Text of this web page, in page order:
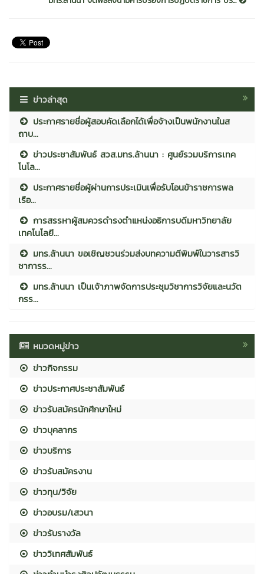
ข่าวล่าสุด
ประกาศรายชื่อผู้สอบคัดเลือกได้เพื่อจ้างเป็นพนักงานในส
ถาบ...
ข่าวประชาสัมพันธ์ สวส.มทร.ล้านนา : ศูนย์รวมบริการเทค
โนโล...
ประกาศรายชื่อผู้ผ่านการประเมินเพื่อรับโอนข้าราชการพล
เรือ...
การสรรหาผู้สมควรดำรงตำแหน่งอธิการบดีมหาวิทยาลัย
เทคโนโลยี...
มทร.ล้านนา ขอเชิญชวนร่วมส่งบทความตีพิมพ์ในวารสารวิ
ชาการร...
มทร.ล้านนา เป็นเจ้าภาพจัดการประชุมวิชาการวิจัยและนวัต
กรร...
หมวดหมู่ข่าว
ข่าวกิจกรรม
ข่าวประกาศประชาสัมพันธ์
ข่าวรับสมัครนักศึกษาใหม่
ข่าวบุคลากร
ข่าวบริการ
ข่าวรับสมัครงาน
ข่าวทุน/วิจัย
ข่าวอบรม/เสวนา
ข่าวรับรางวัล
ข่าววิเทศสัมพันธ์